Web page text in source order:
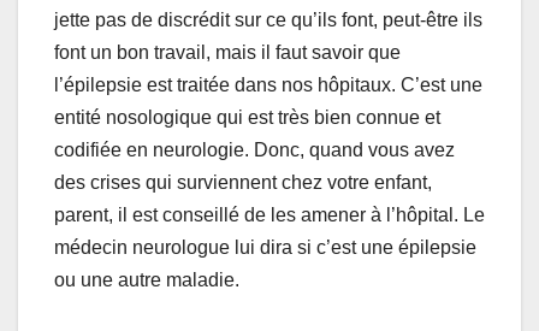
jette pas de discrédit sur ce qu’ils font, peut-être ils
font un bon travail, mais il faut savoir que
l’épilepsie est traitée dans nos hôpitaux. C’est une
entité nosologique qui est très bien connue et
codifiée en neurologie. Donc, quand vous avez
des crises qui surviennent chez votre enfant,
parent, il est conseillé de les amener à l’hôpital. Le
médecin neurologue lui dira si c’est une épilepsie
ou une autre maladie.